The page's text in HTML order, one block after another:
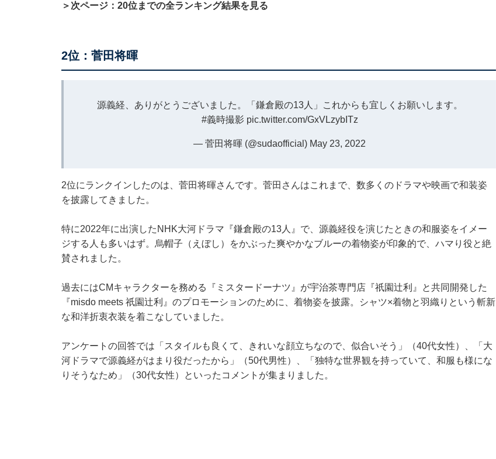
＞次ページ：20位までの全ランキング結果を見る
2位：菅田将暉
源義経、ありがとうございました。「鎌倉殿の13人」これからも宜しくお願いします。
#義時撮影 pic.twitter.com/GxVLzybITz
— 菅田将暉 (@sudaofficial) May 23, 2022
2位にランクインしたのは、菅田将暉さんです。菅田さんはこれまで、数多くのドラマや映画で和装姿
を披露してきました。
特に2022年に出演したNHK大河ドラマ『鎌倉殿の13人』で、源義経役を演じたときの和服姿をイメー
ジする人も多いはず。烏帽子（えぼし）をかぶった爽やかなブルーの着物姿が印象的で、ハマり役と絶
賛されました。
過去にはCMキャラクターを務める『ミスタードーナツ』が宇治茶専門店『祇園辻利』と共同開発した
『misdo meets 祇園辻利』のプロモーションのために、着物姿を披露。シャツ×着物と羽織りという斬新
な和洋折衷衣装を着こなしていました。
アンケートの回答では「スタイルも良くて、きれいな顔立ちなので、似合いそう」（40代女性）、「大
河ドラマで源義経がはまり役だったから」（50代男性）、「独特な世界観を持っていて、和服も様にな
りそうなため」（30代女性）といったコメントが集まりました。